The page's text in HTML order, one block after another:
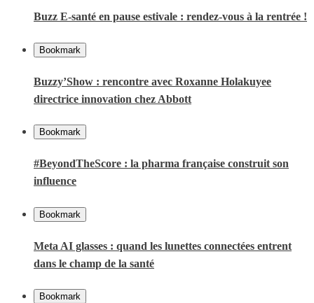
Buzz E-santé en pause estivale : rendez-vous à la rentrée !
Bookmark
Buzzy’Show : rencontre avec Roxanne Holakuyee
directrice innovation chez Abbott
Bookmark
#BeyondTheScore : la pharma française construit son
influence
Bookmark
Meta AI glasses : quand les lunettes connectées entrent
dans le champ de la santé
Bookmark